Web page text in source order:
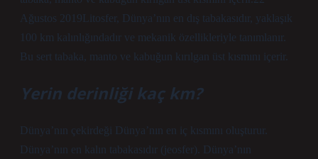
Ağustos 2019Litosfer, Dünya’nın en dış tabakasıdır, yaklaşık
100 km kalınlığındadır ve mekanik özellikleriyle tanımlanır.
Bu sert tabaka, manto ve kabuğun kırılgan üst kısmını içerir.
Yerin derinliği kaç km?
Dünya’nın çekirdeği Dünya’nın en iç kısmını oluşturur.
Dünya’nın en kalın tabakasıdır (jeosfer). Dünya’nın